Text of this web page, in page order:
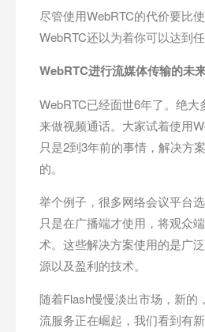
尽管使用WebRTC的代价要比
WebRTC还以为着你可以达到任
WebRTC进行流媒体传输的未
WebRTC已经面世6年了。绝大
来做视频通话。大家试着使用
只是2到3年前的事情，解决方
的。
举个例子，很多网络会议平台
只是在广播端才使用，将观众
术。这些解决方案使用的是广
源以及盈利的技术。
随着Flash慢慢淡出市场，新的
流服务正在崛起，我们看到有